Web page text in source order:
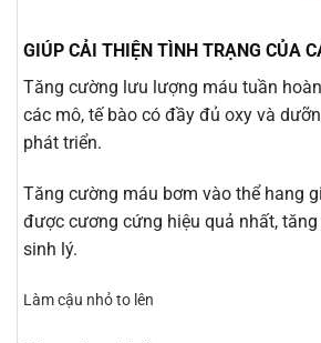
GIÚP CẢI THIỆN TÌNH TRẠNG CỦA
Tăng cường lưu lượng máu tuần
các mô, tế bào có đầy đủ oxy và
phát triển.
Tăng cường máu bơm vào thể hang
được cương cứng hiệu quả nhất,
sinh lý.
Làm cậu nhỏ to lên